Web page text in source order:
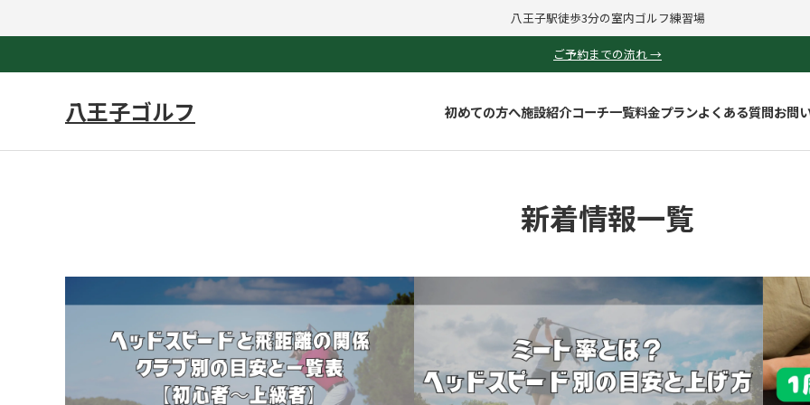
八王子駅徒歩3分の室内ゴルフ練習場
ご予約までの流れ →
八王子ゴルフ 初めての方へ施設紹介コーチ一覧料金プランよくある質問お問
新着情報一覧